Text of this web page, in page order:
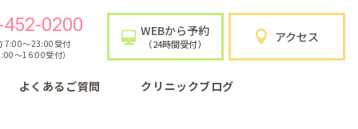
0200
7:00〜23:00受付
〜16:00受付）
WEBから予約
（24時間受付） アクセス
よくあるご質問 クリニックブログ